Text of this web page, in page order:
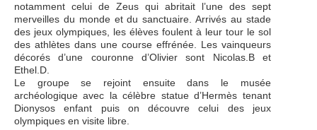
notamment celui de Zeus qui abritait l’une des sept
merveilles du monde et du sanctuaire. Arrivés au stade
des jeux olympiques, les élèves foulent à leur tour le sol
des athlètes dans une course effrénée. Les vainqueurs
décorés d’une couronne d’Olivier sont Nicolas.B et
Ethel.D.
Le groupe se rejoint ensuite dans le musée
archéologique avec la célèbre statue d’Hermès tenant
Dionysos enfant puis on découvre celui des jeux
olympiques en visite libre.